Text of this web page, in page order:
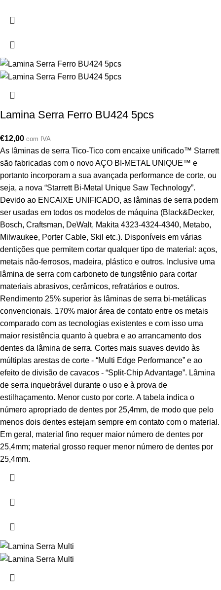
Lamina Serra Ferro BU424 5pcs
€12,00 com IVA
As lâminas de serra Tico-Tico com encaixe unificado™ Starrett
são fabricadas com o novo AÇO BI-METAL UNIQUE™ e
portanto incorporam a sua avançada performance de corte, ou
seja, a nova “Starrett Bi-Metal Unique Saw Technology”.
Devido ao ENCAIXE UNIFICADO, as lâminas de serra podem
ser usadas em todos os modelos de máquina (Black&Decker,
Bosch, Craftsman, DeWalt, Makita 4323-4324-4340, Metabo,
Milwaukee, Porter Cable, Skil etc.). Disponíveis em várias
dentições que permitem cortar qualquer tipo de material: aços,
metais não-ferrosos, madeira, plástico e outros. Inclusive uma
lâmina de serra com carboneto de tungstênio para cortar
materiais abrasivos, cerâmicos, refratários e outros.
Rendimento 25% superior às lâminas de serra bi-metálicas
convencionais. 170% maior área de contato entre os metais
comparado com as tecnologias existentes e com isso uma
maior resistência quanto à quebra e ao arrancamento dos
dentes da lâmina de serra. Cortes mais suaves devido às
múltiplas arestas de corte - “Multi Edge Performance” e ao
efeito de divisão de cavacos - “Split-Chip Advantage”. Lâmina
de serra inquebrável durante o uso e à prova de
estilhaçamento. Menor custo por corte. A tabela indica o
número apropriado de dentes por 25,4mm, de modo que pelo
menos dois dentes estejam sempre em contato com o material.
Em geral, material fino requer maior número de dentes por
25,4mm; material grosso requer menor número de dentes por
25,4mm.